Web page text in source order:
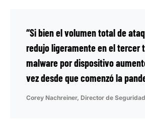
“Si bien el volumen total de
redujo ligeramente en el tercer
malware por dispositivo
vez desde que comenzó la
Corey Nachreiner, Director de